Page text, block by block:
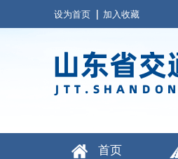
设为首页 加入收藏
首页